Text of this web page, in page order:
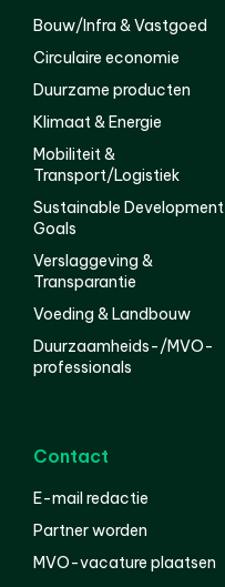
Bouw/Infra & Vastgoed
Circulaire economie
Duurzame producten
Klimaat & Energie
Mobiliteit &
Transport/Logistiek
Sustainable Development
Goals
Verslaggeving &
Transparantie
Voeding & Landbouw
Duurzaamheids-/MVO-
professionals
Contact
E-mail redactie
Partner worden
MVO-vacature plaatsen